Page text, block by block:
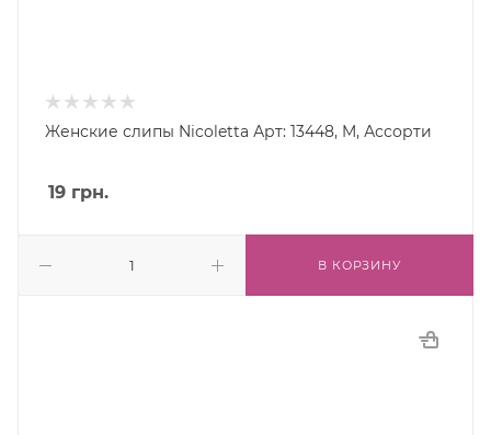
Женские слипы Nicoletta Арт: 13448, M, Ассорти
19 грн.
В КОРЗИНУ